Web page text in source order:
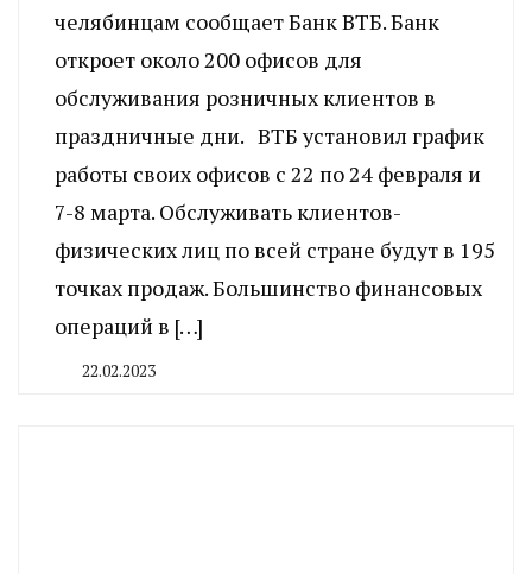
челябинцам сообщает Банк ВТБ. Банк
откроет около 200 офисов для
обслуживания розничных клиентов в
праздничные дни. ВТБ установил график
работы своих офисов с 22 по 24 февраля и
7-8 марта. Обслуживать клиентов-
физических лиц по всей стране будут в 195
точках продаж. Большинство финансовых
операций в […]
22.02.2023